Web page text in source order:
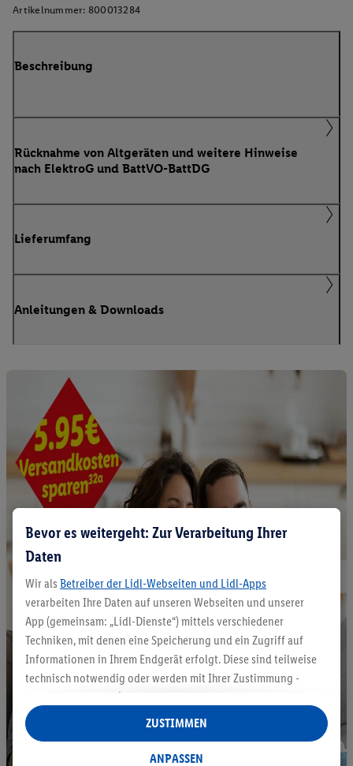
Artikelnummer: 800013284
Beschreibung
Rücknahme von Altgeräten und weitere Hinweise
nach ElektroG und BattVO-BattDG
Lieferumfang
Anleitungen & Downloads
Bevor es weitergeht: Zur Verarbeitung Ihrer
Daten
Wir als Betreiber der Lidl-Webseiten und Lidl-Apps
verarbeiten Ihre Daten auf unseren Webseiten und unserer
App (gemeinsam: „Lidl-Dienste“) mittels verschiedener
Techniken, mit denen eine Speicherung und ein Zugriff auf
Informationen in Ihrem Endgerät erfolgt. Diese sind teilweise
technisch notwendig oder werden mit Ihrer Zustimmung -
auch durch Partner (u.a.
Verantwortliche; im Zusammenhang mit dem IAB TCF
insgesamt
Statistik-Erstellung oder für personalisierte Werbung
ANPASSEN
ZUSTIMMEN